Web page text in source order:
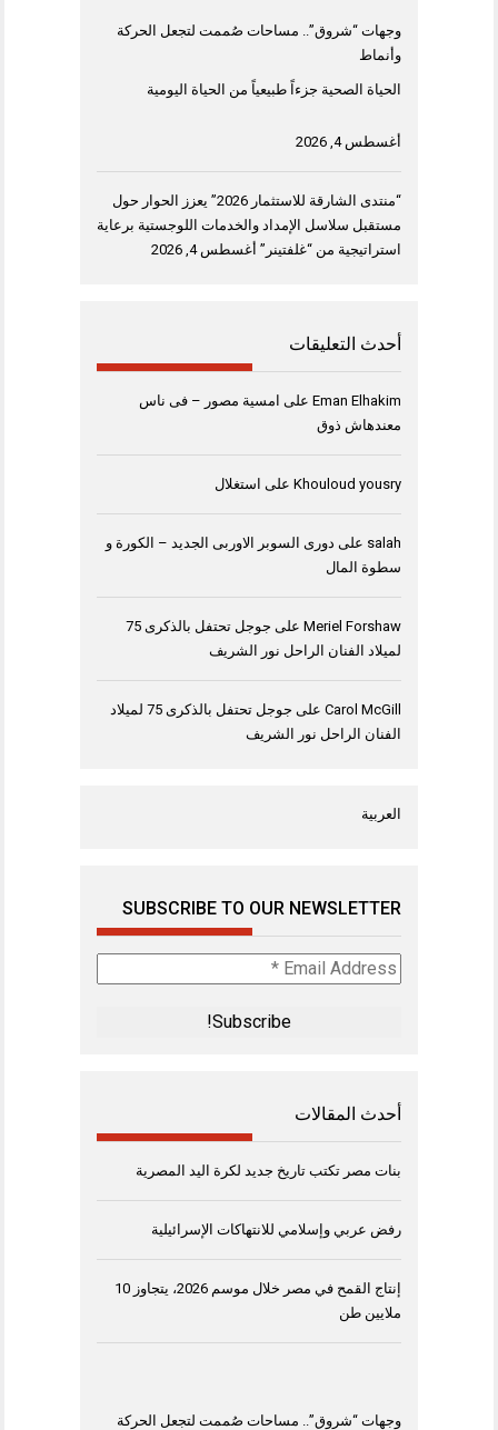
وجهات “شروق”.. مساحات صُممت لتجعل الحركة
وأنماط
الحياة الصحية جزءاً طبيعياً من الحياة اليومية
أغسطس 4, 2026
“منتدى الشارقة للاستثمار 2026” يعزز الحوار حول
مستقبل سلاسل الإمداد والخدمات اللوجستية برعاية
استراتيجية من “غلفتينر” أغسطس 4, 2026
أحدث التعليقات
Eman Elhakim على امسية مصور – فى ناس
معندهاش ذوق
Khouloud yousry على استغلال
salah على دورى السوبر الاوربى الجديد – الكورة و
سطوة المال
Meriel Forshaw على
جوجل تحتفل بالذكرى 75
لميلاد الفنان الراحل نور الشريف
Carol McGill على
جوجل تحتفل بالذكرى 75 لميلاد
الفنان الراحل نور الشريف
العربية
SUBSCRIBE TO OUR NEWSLETTER
Email
Address
أحدث المقالات
بنات مصر تكتب تاريخ جديد لكرة اليد المصرية
رفض عربي وإسلامي للانتهاكات الإسرائيلية
إنتاج القمح في مصر خلال موسم 2026، يتجاوز 10
ملايين طن
وجهات “شروق”.. مساحات صُممت لتجعل الحركة